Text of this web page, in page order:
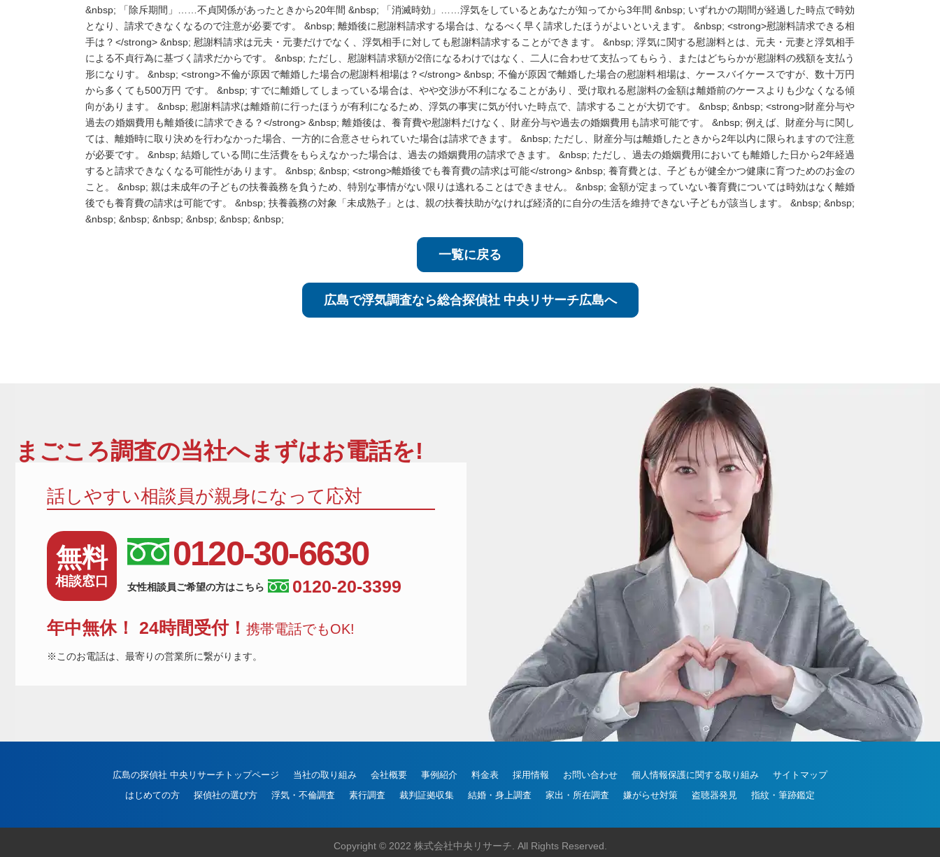
&nbsp; 「除斥期間」……不貞関係があったときから20年間 &nbsp; 「消滅時効」……浮気をしているとあなたが知ってから3年間 &nbsp; いずれかの期間が経過した時点で時効
となり、請求できなくなるので注意が必要です。 &nbsp; 離婚後に慰謝料請求する場合は、なるべく早く請求したほうがよいといえます。 &nbsp; <strong>慰謝料請求できる相
手は？</strong> &nbsp; 慰謝料請求は元夫・元妻だけでなく、浮気相手に対しても慰謝料請求することができます。 &nbsp; 浮気に関する慰謝料とは、元夫・元妻と浮気相手
による不貞行為に基づく請求だからです。 &nbsp; ただし、慰謝料請求額が2倍になるわけではなく、二人に合わせて支払ってもらう、またはどちらかが慰謝料の残額を支払う
形になりす。 &nbsp; <strong>不倫が原因で離婚した場合の慰謝料相場は？</strong> &nbsp; 不倫が原因で離婚した場合の慰謝料相場は、ケースバイケースですが、数十万円
から多くても500万円 です。 &nbsp; すでに離婚してしまっている場合は、やや交渉が不利になることがあり、受け取れる慰謝料の金額は離婚前のケースよりも少なくなる傾
向があります。 &nbsp; 慰謝料請求は離婚前に行ったほうが有利になるため、浮気の事実に気が付いた時点で、請求することが大切です。 &nbsp; &nbsp; <strong>財産分与や
過去の婚姻費用も離婚後に請求できる？</strong> &nbsp; 離婚後は、養育費や慰謝料だけなく、財産分与や過去の婚姻費用も請求可能です。 &nbsp; 例えば、財産分与に関し
ては、離婚時に取り決めを行わなかった場合、一方的に合意させられていた場合は請求できます。 &nbsp; ただし、財産分与は離婚したときから2年以内に限られますので注意
が必要です。 &nbsp; 結婚している間に生活費をもらえなかった場合は、過去の婚姻費用の請求できます。 &nbsp; ただし、過去の婚姻費用においても離婚した日から2年経過
すると請求できなくなる可能性があります。 &nbsp; &nbsp; <strong>離婚後でも養育費の請求は可能</strong> &nbsp; 養育費とは、子どもが健全かつ健康に育つためのお金の
こと。 &nbsp; 親は未成年の子どもの扶養義務を負うため、特別な事情がない限りは逃れることはできません。 &nbsp; 金額が定まっていない養育費については時効はなく離婚
後でも養育費の請求は可能です。 &nbsp; 扶養義務の対象「未成熟子」とは、親の扶養扶助がなければ経済的に自分の生活を維持できない子どもが該当します。 &nbsp; &nbsp;
&nbsp; &nbsp; &nbsp; &nbsp; &nbsp; &nbsp;
一覧に戻る
広島で浮気調査なら総合探偵社 中央リサーチ広島へ
まごころ調査の当社へまずはお電話を!
話しやすい相談員が親身になって応対
無料
相談窓口
0120-30-6630相談窓口電話番号:0120-30-6630
女性相談員ご希望の方はこちら 0120-20-3399
年中無休！ 24時間受付！ 携帯電話でもOK!
※このお電話は、最寄りの営業所に繋がります。
広島の探偵社 中央リサーチトップページ 当社の取り組み 会社概要 事例紹介 料金表 採用情報 お問い合わせ 個人情報保護に関する取り組み
サイトマップ
はじめての方
探偵社の選び方 浮気・不倫調査 素行調査 裁判証拠収集 結婚・身上調査 家出・所在調査 嫌がらせ対策 盗聴器発見 指紋・筆跡鑑定
Copyright © 2022 株式会社中央リサーチ. All Rights Reserved.